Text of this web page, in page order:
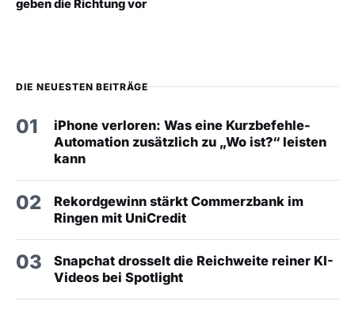
geben die Richtung vor
DIE NEUESTEN BEITRÄGE
01
iPhone verloren: Was eine Kurzbefehle-
Automation zusätzlich zu „Wo ist?“ leisten
kann
02
Rekordgewinn stärkt Commerzbank im
Ringen mit UniCredit
03
Snapchat drosselt die Reichweite reiner KI-
Videos bei Spotlight